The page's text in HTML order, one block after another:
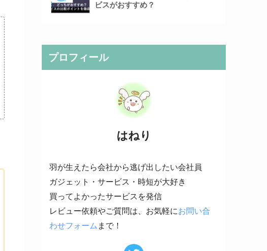
ビスがおすすめ？
プロフィール
はねり
羽が生えたら会社から逃げ出したい会社員
ガジェット・サービス・時短が大好き
買ってよかったサービスを発信
レビュー依頼やご質問は、お気軽にお問い合
わせフォーム まで！